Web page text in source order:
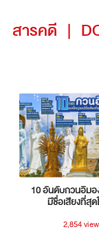
สารคดี |
10 อันดับกวนอิมอ
มีชื่อเสียงที่สุด
2,854